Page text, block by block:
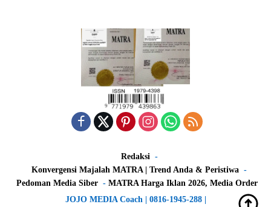
Redaksi
Konvergensi Majalah MATRA | Trend Anda & Peristiwa
Pedoman Media Siber
MATRA Harga Iklan 2026, Media Order
JOJO MEDIA Coach | 0816-1945-288 |